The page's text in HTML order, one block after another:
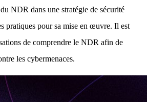
NDR dans une stratégie de sécurité
pratiques pour sa mise en œuvre. Il est
de comprendre le NDR afin de
les cybermenaces.